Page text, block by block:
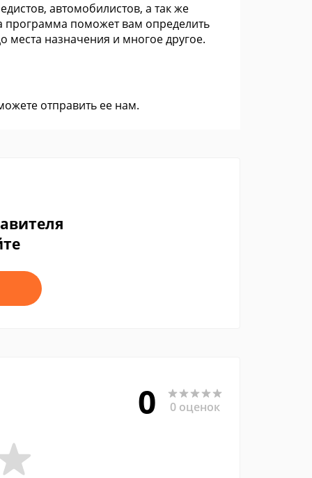
автомобилистов, а так же
программа поможет вам определить
назначения и многое другое.
отправить ее нам.
0 0 оценок